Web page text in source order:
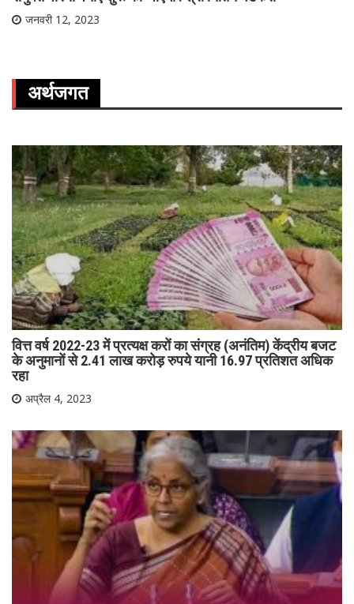
जनवरी 12, 2023
अर्थजगत
वित्त वर्ष 2022-23 में प्रत्यक्ष करों का संग्रह (अनंतिम) केंद्रीय बजट
के अनुमानों से 2.41 लाख करोड़ रुपये यानी 16.97 प्रतिशत अधिक
रहा
अप्रैल 4, 2023